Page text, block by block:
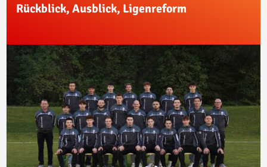
Rückblick, Ausblick, Ligenreform